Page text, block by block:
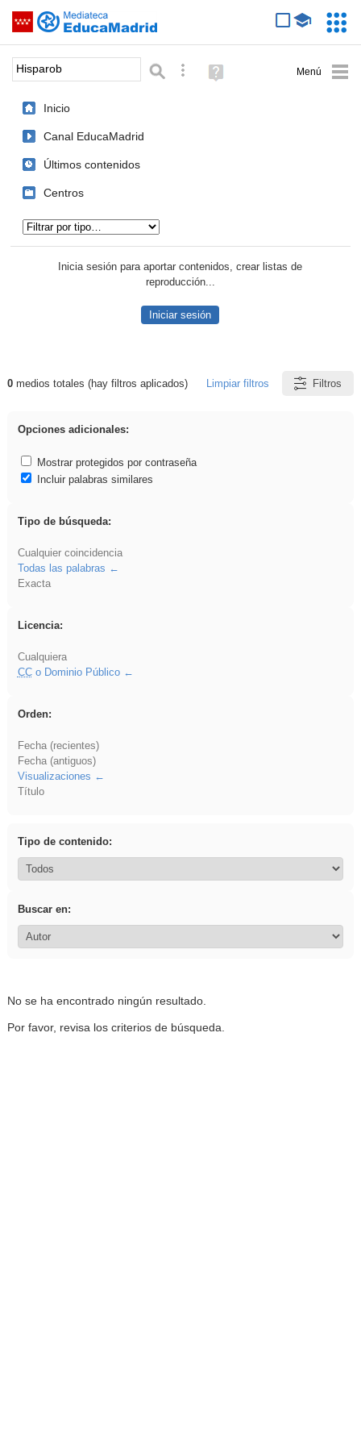
Saltar navegación
Palabra o frase: Búsqueda avanzada
Ayuda
(en
Inicio
Canal EducaMadrid
Últimos contenidos
Centros
Inicia sesión para aportar contenidos, crear listas de
reproducción...
Iniciar sesión
Resultados de: Hisparob
0medios totales (hay filtros aplicados) Limpiar filtros Filtros
Opciones adicionales:
Mostrar protegidos por contraseña
Incluir palabras similares
Tipo de búsqueda:
Cualquier coincidencia
Todas las palabras
Exacta
Licencia:
Cualquiera
CCo Dominio Público
Orden:
Fecha (recientes)
Fecha (antiguos)
Visualizaciones
Título
Tipo de contenido:
Buscar en:
No se ha encontrado ningún resultado.
Por favor, revisa los criterios de búsqueda.